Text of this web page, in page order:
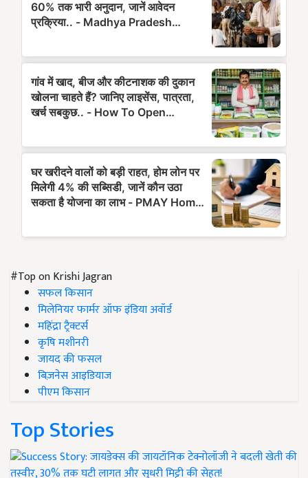
#Top on Krishi Jagran
सफल किसान
मिलेनियर फार्मर ऑफ इंडिया अवॉर्ड
महिंद्रा ट्रैक्टर्स
कृषि मशीनरी
जायद की फसल
बिज़नेस आइडियाज
पीएम किसान
Top Stories